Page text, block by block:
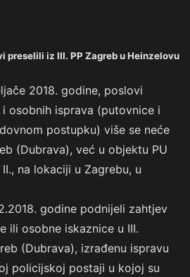
preselili iz III. PP Zagreb u Heinzelovu
2018. godine, poslovi
osobnih isprava (putovnice i
postupku) više se neće
(Dubrava), već u objektu PU
na lokaciji u Zagrebu, u
godine podnijeli zahtjev
ili osobne iskaznice u III.
(Dubrava), izrađenu ispravu
policijskoj postaji u kojoj su